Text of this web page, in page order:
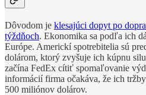
Dôvodom je klesajúci dopyt po
týždňoch. Ekonomika sa podľa ich
Európe. Americkí spotrebitelia sú
dolárom, ktorý zvyšuje ich kúpnu
začína FedEx cítiť spomaľovanie
informácií firma očakáva, že ich
500 miliónov dolárov.